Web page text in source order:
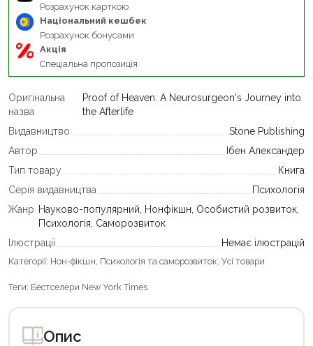
Розрахунок карткою
Національний кешбек
Розрахунок бонусами
Акція
Спеціальна пропозиція
Оригінальна
назва
Proof of Heaven: A Neurosurgeon's Journey into
the Afterlife
Видавництво
Stone Publishing
Автор
Ібен Александер
Тип товару
Книга
Серія видавництва
Психологія
Жанр Науково-популярний, Нонфікшн, Особистий розвиток,
Психологія, Саморозвиток
Ілюстрації
Немає ілюстрацій
Категорії: Нон-фікшн Психологія та саморозвиток Усі товари
Теги: Бестселери New York Times
Опис